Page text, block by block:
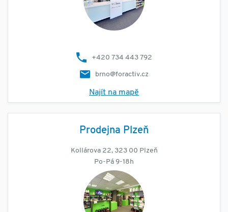
+420 734 443 792
brno@foractiv.cz
Najít na mapě
Prodejna Plzeň
Kollárova 22, 323 00 Plzeň
Po-Pá 9-18h